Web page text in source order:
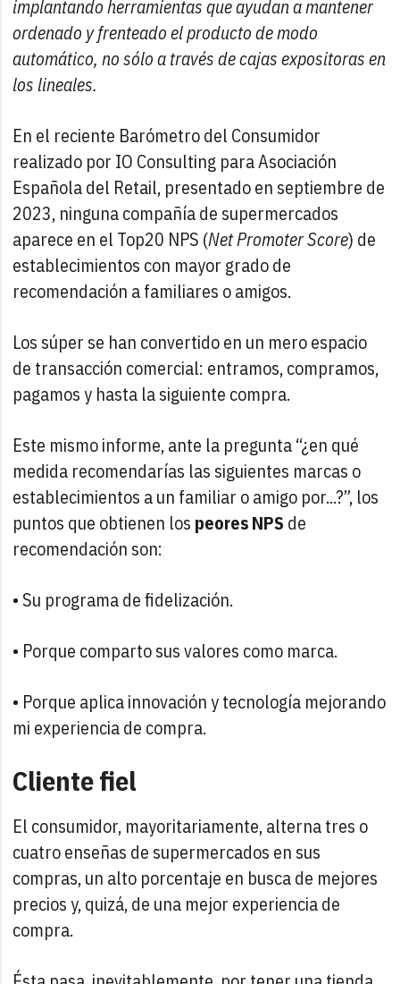
implantando herramientas que ayudan a mantener
ordenado y frenteado el producto de modo
automático, no sólo a través de cajas expositoras en
los lineales.
En el reciente Barómetro del Consumidor
realizado por IO Consulting para Asociación
Española del Retail, presentado en septiembre de
2023, ninguna compañía de supermercados
aparece en el Top20 NPS (Net Promoter Score) de
establecimientos con mayor grado de
recomendación a familiares o amigos.
Los súper se han convertido en un mero espacio
de transacción comercial: entramos, compramos,
pagamos y hasta la siguiente compra.
Este mismo informe, ante la pregunta “¿en qué
medida recomendarías las siguientes marcas o
establecimientos a un familiar o amigo por...?”, los
puntos que obtienen los peores NPS de
recomendación son:
• Su programa de fidelización.
• Porque comparto sus valores como marca.
• Porque aplica innovación y tecnología mejorando
mi experiencia de compra.
Cliente fiel
El consumidor, mayoritariamente, alterna tres o
cuatro enseñas de supermercados en sus
compras, un alto porcentaje en busca de mejores
precios y, quizá, de una mejor experiencia de
compra.